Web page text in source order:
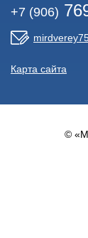
+7 (906)
Карта сайта
©